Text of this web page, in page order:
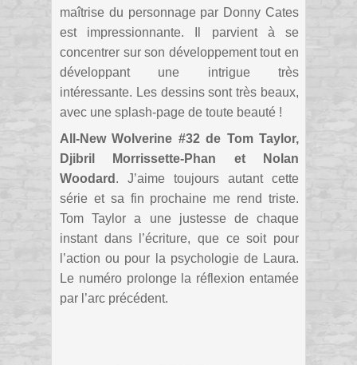
maîtrise du personnage par Donny Cates
est impressionnante. Il parvient à se
concentrer sur son développement tout en
développant une intrigue très
intéressante. Les dessins sont très beaux,
avec une splash-page de toute beauté !
All-New Wolverine #32 de Tom Taylor,
Djibril Morrissette-Phan et Nolan
Woodard . J’aime toujours autant cette
série et sa fin prochaine me rend triste.
Tom Taylor a une justesse de chaque
instant dans l’écriture, que ce soit pour
l’action ou pour la psychologie de Laura.
Le numéro prolonge la réflexion entamée
par l’arc précédent.